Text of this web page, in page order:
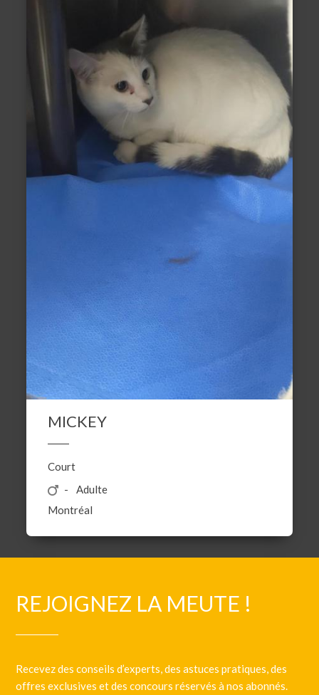
MICKEY
Court
Adulte
Montréal
REJOIGNEZ LA MEUTE !
Recevez des conseils d’experts, des astuces pratiques, des
offres exclusives et des concours réservés à nos abonnés.